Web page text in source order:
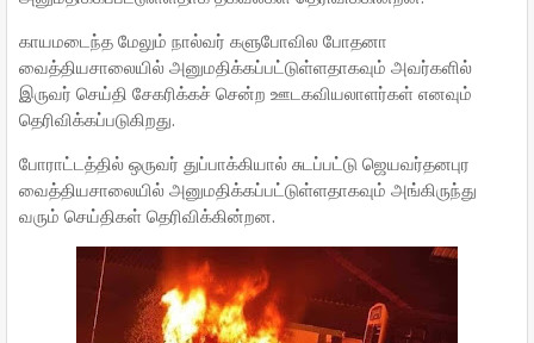
காயமடைந்த மேலும் நால்வர் களுபோவில போதனா
வைத்தியசாலையில் அனுமதிக்கப்பட்டுள்ளதாகவும் அவர்களில்
இருவர் செய்தி சேகரிக்கச் சென்ற ஊடகவியலாளர்கள் எனவும்
தெரிவிக்கப்படுகிறது.
போராட்டத்தில் ஒருவர் துப்பாக்கியால் சுடப்பட்டு ஜெயவர்தனபுர
வைத்தியசாலையில் அனுமதிக்கப்பட்டுள்ளதாகவும் அங்கிருந்து
வரும் செய்திகள் தெரிவிக்கின்றன.